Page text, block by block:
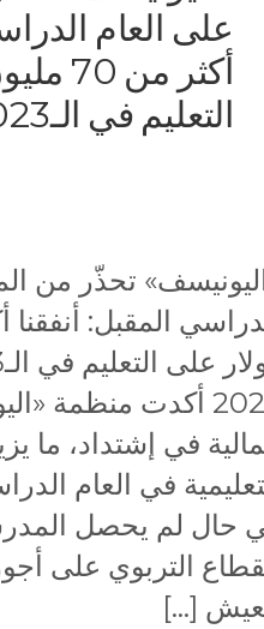
على العام
أكثر
التعليم في الـ2023
تحذّر من
2023 أكدت منظمة
في إشتداد، ما
في العام
حال لم يحصل
التربوي على
[…]